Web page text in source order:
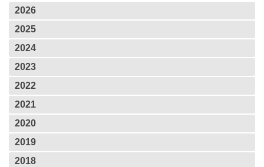
2026
2025
2024
2023
2022
2021
2020
2019
2018